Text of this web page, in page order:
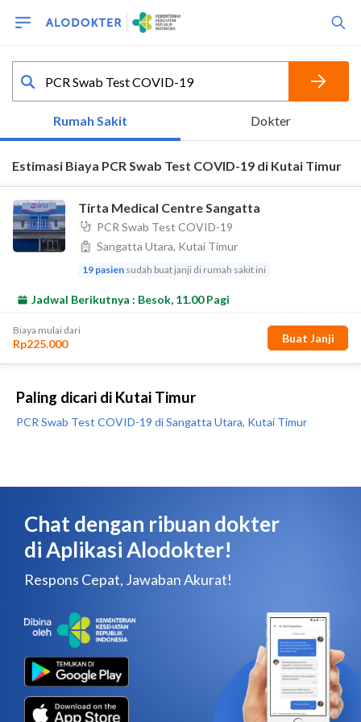
Paling dicari di Kutai Timur
PCR Swab Test COVID-19 di Sangatta Utara, Kutai Timur